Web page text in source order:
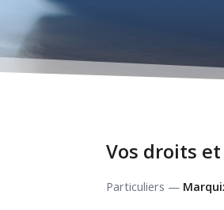
Vos droits
Particuliers —